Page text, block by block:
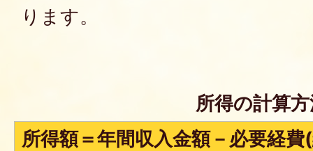
ります。
所得の計算
所得額＝年間収入金額－必要経